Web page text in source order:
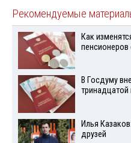
Рекомендуемые
Как
пенсионеров
В Госдуму
тринадцатой
Илья
друзей